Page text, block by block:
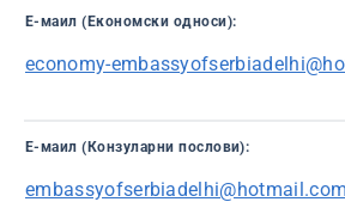
Е-маил (Економски односи):
economy-
Е-маил (Конзуларни послови):
embassyofserbiadelhi@hotmail.com